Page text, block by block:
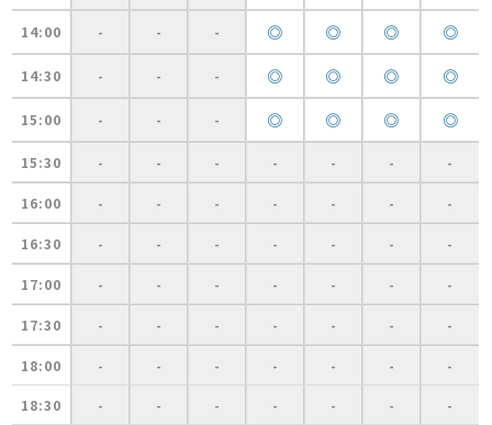
14:00 - - - ◎ ◎ ◎ ◎
14:30 - - - ◎ ◎ ◎ ◎
15:00 - - - ◎ ◎ ◎ ◎
15:30 - - - - - - -
16:00 - - - - - - -
16:30 - - - - - - -
17:00 - - - - - - -
17:30 - - - - - - -
18:00 - - - - - - -
18:30 - - - - - - -